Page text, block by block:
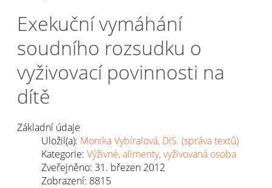
Exekuční vymáhání
soudního rozsudku o
vyživovací povinnosti na
dítě
Základní údaje
Uložil(a): Monika Vybíralová, DiS. (správa textů)
Kategorie: Výživné, alimenty, vyživovaná osoba
Zveřejněno: 31. březen 2012
Zobrazení: 8815